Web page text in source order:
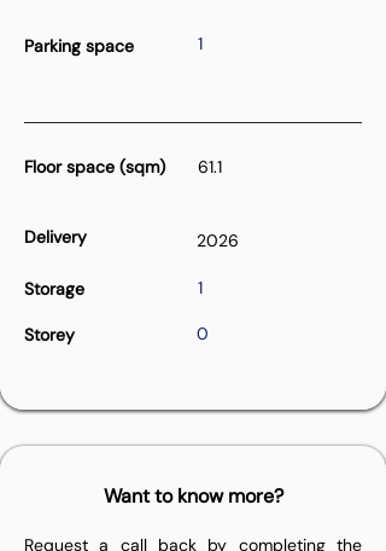
Parking space 1
Floor space (sqm) 61.1
Delivery 2026
Storage 1
Storey 0
Want to know more?
Request a call back by completing the